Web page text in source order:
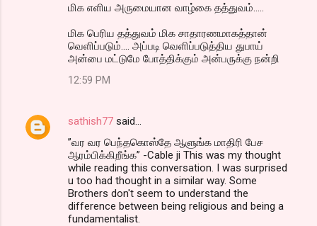
மிக எளிய அருமையான வாழ்கை தத்துவம்.....
மிக பெரிய தத்துவம் மிக சாதாரணமாகத்தான்
வெளிப்படும்.... அப்படி வெளிப்படுத்திய துபாய்
அன்பை மட்டுமே போத்திக்கும் அன்பருக்கு நன்றி
12:59 PM
sathish77 said…
”வர வர பெந்தகொஸ்தே ஆளுங்க மாதிரி பேச
ஆரம்பிக்கிறீங்க” -Cable ji This was my thought
while reading this conversation. I was surprised
u too had thought in a similar way. Some
Brothers don't seem to understand the
difference between being religious and being a
fundamentalist.